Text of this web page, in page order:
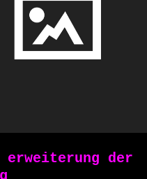
erweiterung der